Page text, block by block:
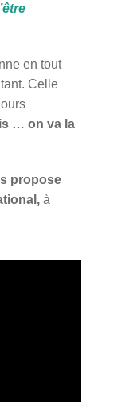
en tout
Celle
… on va la
propose
à